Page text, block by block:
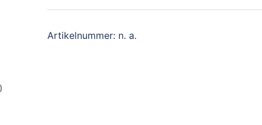
Menge
Artikelnummer: n. a.